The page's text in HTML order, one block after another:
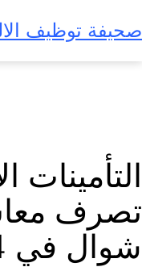
إلى
المحتوى
صحيفة توظيف
التأمينات
تصرف
شوال في 24 رمضان